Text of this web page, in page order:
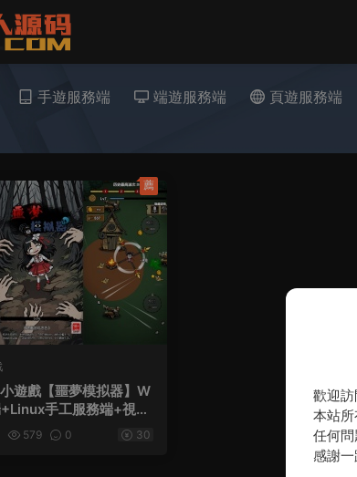
手遊服務端 端遊服務端 頁遊服務端
遊戲【噩夢模拟器】W
手工服務端+視頻
579 0 30
薦
歡迎
本站
任何問
感謝一